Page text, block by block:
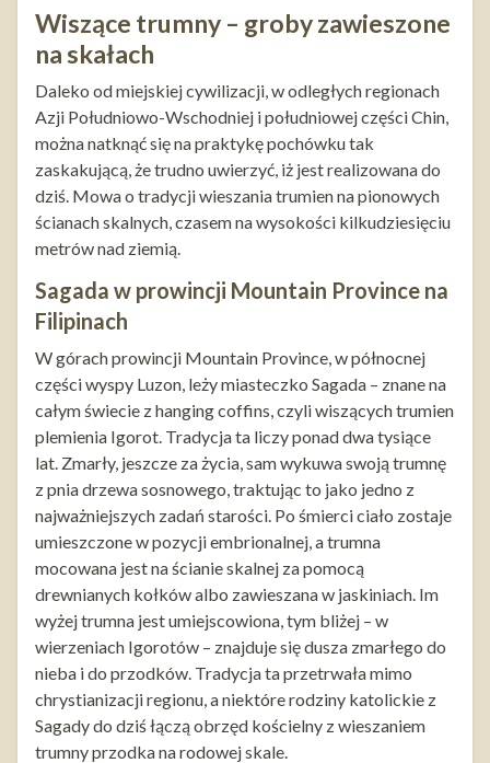
Wiszące trumny – groby zawieszone
na skałach
Daleko od miejskiej cywilizacji, w odległych regionach
Azji Południowo-Wschodniej i południowej części Chin,
można natknąć się na praktykę pochówku tak
zaskakującą, że trudno uwierzyć, iż jest realizowana do
dziś. Mowa o tradycji wieszania trumien na pionowych
ścianach skalnych, czasem na wysokości kilkudziesięciu
metrów nad ziemią.
Sagada w prowincji Mountain Province na
Filipinach
W górach prowincji Mountain Province, w północnej
części wyspy Luzon, leży miasteczko Sagada – znane na
całym świecie z hanging coffins, czyli wiszących trumien
plemienia Igorot. Tradycja ta liczy ponad dwa tysiące
lat. Zmarły, jeszcze za życia, sam wykuwa swoją trumnę
z pnia drzewa sosnowego, traktując to jako jedno z
najważniejszych zadań starości. Po śmierci ciało zostaje
umieszczone w pozycji embrionalnej, a trumna
mocowana jest na ścianie skalnej za pomocą
drewnianych kołków albo zawieszana w jaskiniach. Im
wyżej trumna jest umiejscowiona, tym bliżej – w
wierzeniach Igorotów – znajduje się dusza zmarłego do
nieba i do przodków. Tradycja ta przetrwała mimo
chrystianizacji regionu, a niektóre rodziny katolickie z
Sagady do dziś łączą obrzęd kościelny z wieszaniem
trumny przodka na rodowej skale.